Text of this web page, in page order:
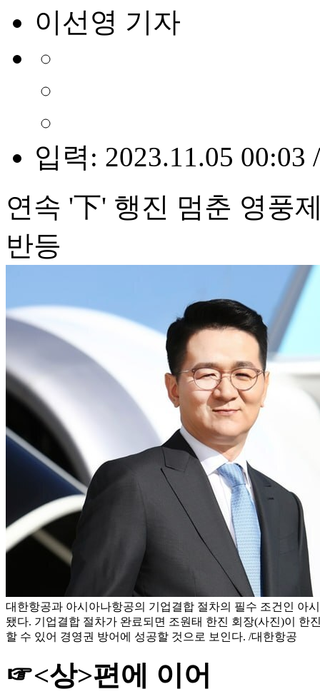
이선영 기자
입력: 2023.11.05 00:03
연속 '下' 행진 멈춘 영풍
반등
대한항공과 아시아나항공의 기업결합 절차의 필수 조건인 아
됐다. 기업결합 절차가 완료되면 조원태 한진 회장(사진)이 한
할 수 있어 경영권 방어에 성공할 것으로 보인다. /대한항공
☞<상>편에 이어